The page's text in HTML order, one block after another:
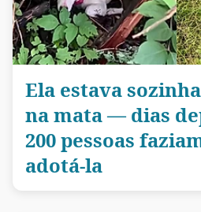
Ela estava
na mata — dias
200 pessoas
adotá-la